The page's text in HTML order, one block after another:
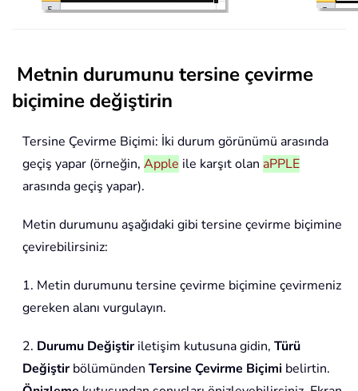
Metnin durumunu tersine çevirme
biçimine değiştirin
Tersine Çevirme Biçimi: İki durum görünümü arasında
geçiş yapar (örneğin, Apple ile karşıt olan aPPLE
arasında geçiş yapar).
Metin durumunu aşağıdaki gibi tersine çevirme biçimine
çevirebilirsiniz:
1. Metin durumunu tersine çevirme biçimine çevirmeniz
gereken alanı vurgulayın.
2. Durumu Değiştiriletişim kutusuna gidin, Türü
Değiştirbölümünden Tersine Çevirme Biçimi belirtin.